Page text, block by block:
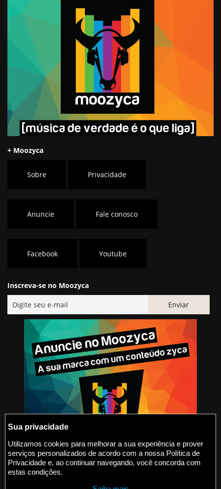
+ Moozyca
Sobre Privacidade
Anuncie Fale conosco
Facebook Youtube
Inscreva-se no Moozyca
@2015-2026 Moozyca
Sua privacidade
Utilizamos cookies para melhorar a sua experiência e prover
serviços personalizados de acordo com a nossa Política de
Privacidade e, ao continuar navegando, você concorda com
estas condições.